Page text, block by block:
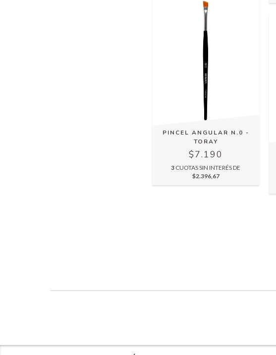
PINCEL ANGULAR N.0 -
TORAY
$7.190
3 CUOTAS SIN INTERÉS DE
$2.396,67